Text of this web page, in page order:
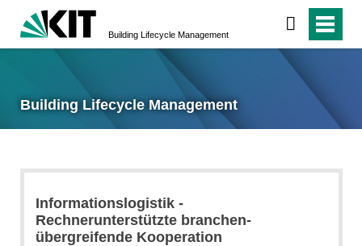
Building Lifecycle Management
Building Lifecycle Management
Informationslogistik -
Rechnerunterstützte branchen-
übergreifende Kooperation